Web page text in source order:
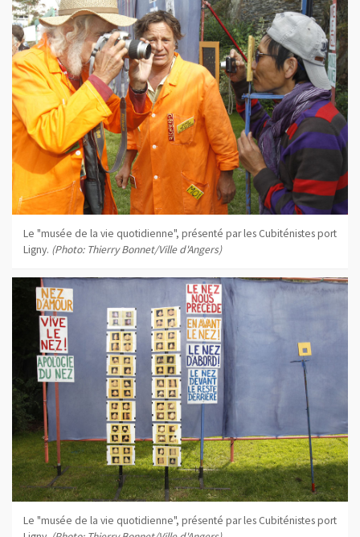
Le "musée de la vie quotidienne", présenté par les Cubiténistes port
Ligny. (Photo: Thierry Bonnet/Ville d'Angers)
Le "musée de la vie quotidienne", présenté par les Cubiténistes port